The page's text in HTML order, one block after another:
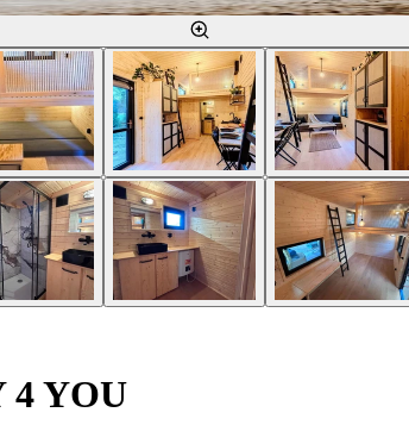
4 YOU